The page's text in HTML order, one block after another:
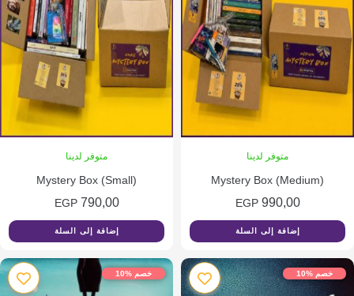
متوفر لدينا
Mystery Box (Medium)
990,00
EGP
إضافة إلى السلة
متوفر لدينا
Mystery Box (Small)
790,00
EGP
إضافة إلى السلة
%10 خصم %10